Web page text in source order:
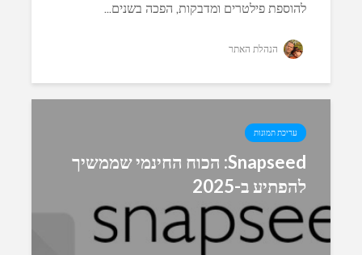
להוספת פילטרים ומדבקות, הפכה בשנים...
הנהלת האתר
עריכת תמונות
Snapseed: הכוח החינמי שממשיך
להפתיע ב-2025